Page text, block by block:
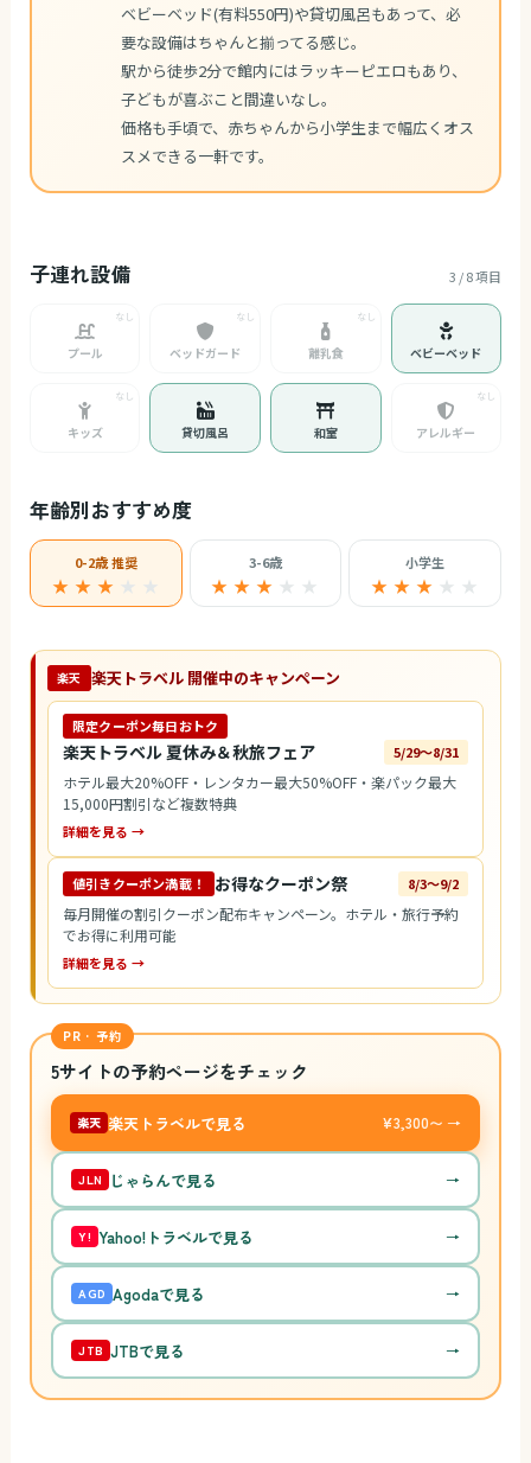
ベビーベッド(有料550円)や貸切風呂もあって、必
要な設備はちゃんと揃ってる感じ。
駅から徒歩2分で館内にはラッキーピエロもあり、
子どもが喜ぶこと間違いなし。
価格も手頃で、赤ちゃんから小学生まで幅広くオス
スメできる一軒です。
子連れ設備 3 / 8 項目
プール ベッドガード 離乳食 ベビーベッド
キッズ 貸切風呂 和室 アレルギー
年齢別おすすめ度
0-2歳 推奨
★ ★ ★ ★ ★
3-6歳
★ ★ ★ ★ ★
小学生
★ ★ ★ ★ ★
楽天 楽天トラベル 開催中のキャンペーン
限定クーポン毎日おトク
楽天トラベル 夏休み＆秋旅フェア 5/29〜8/31
ホテル最大20%OFF・レンタカー最大50%OFF・楽パック最大
15,000円割引など複数特典
詳細を見る →
値引きクーポン満載！ お得なクーポン祭 8/3〜9/2
毎月開催の割引クーポン配布キャンペーン。ホテル・旅行予約
でお得に利用可能
詳細を見る →
PR · 予約
5サイトの予約ページをチェック
楽天 楽天トラベルで見る ¥3,300〜 →
JLN じゃらんで見る →
Y! Yahoo!トラベルで見る →
AGD Agodaで見る →
JTB JTBで見る →